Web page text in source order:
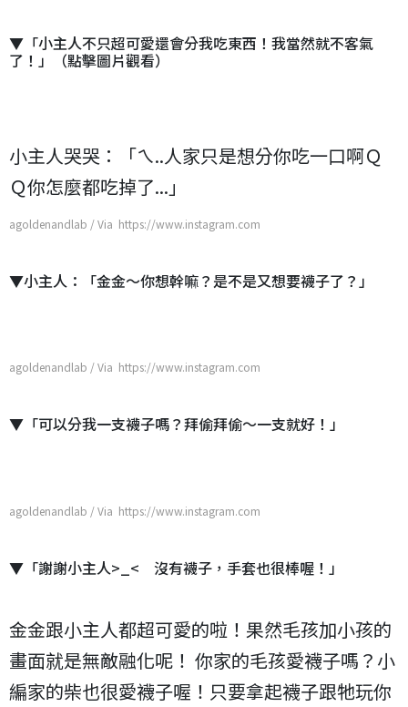
▼「小主人不只超可愛還會分我吃東西！我當然就不客氣
了！」（點擊圖片觀看）
小主人哭哭：「ㄟ..人家只是想分你吃一口啊Ｑ
Ｑ你怎麼都吃掉了...」
agoldenandlab / Via https://www.instagram.com
▼小主人：「金金～你想幹嘛？是不是又想要襪子了？」
agoldenandlab / Via https://www.instagram.com
▼「可以分我一支襪子嗎？拜偷拜偷～一支就好！」
agoldenandlab / Via https://www.instagram.com
▼「謝謝小主人>_< 沒有襪子，手套也很棒喔！」
金金跟小主人都超可愛的啦！果然毛孩加小孩的
畫面就是無敵融化呢！ 你家的毛孩愛襪子嗎？小
編家的柴也很愛襪子喔！只要拿起襪子跟牠玩你